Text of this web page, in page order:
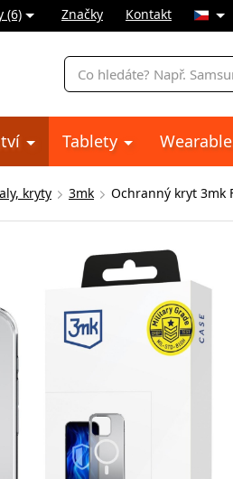
(6) Značky Kontakt
Vyhledávání
Tablety
kryty 3mk Ochranný kryt 3mk